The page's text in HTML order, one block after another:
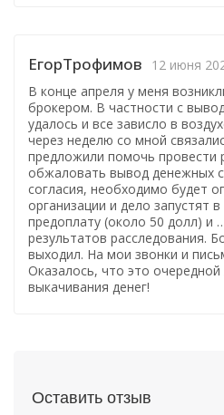
ЕгорТрофимов 12 июня
В конце апреля у меня
брокером. В частности с
удалось и все зависло в
через неделю со мной
предложили помочь провести
обжаловать вывод денежных
согласия, необходимо будет
организации и дело запустят
предоплату (около 50 долл) и
результатов расследования.
выходил. На мои звонки и
Оказалось, что это
выкачивания денег!
Оставить отзыв